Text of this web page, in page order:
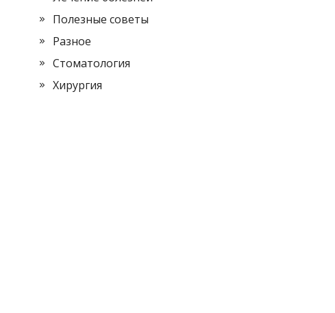
Полезные советы
Разное
Стоматология
Хирургия